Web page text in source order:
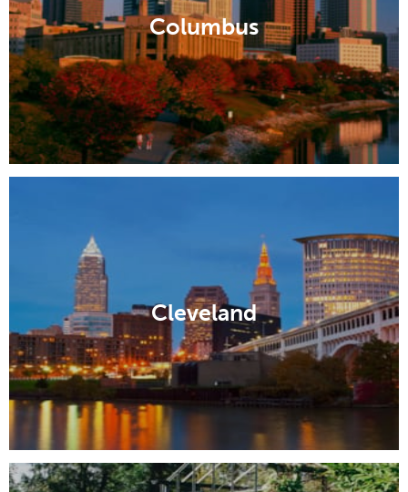
Columbus
Cleveland